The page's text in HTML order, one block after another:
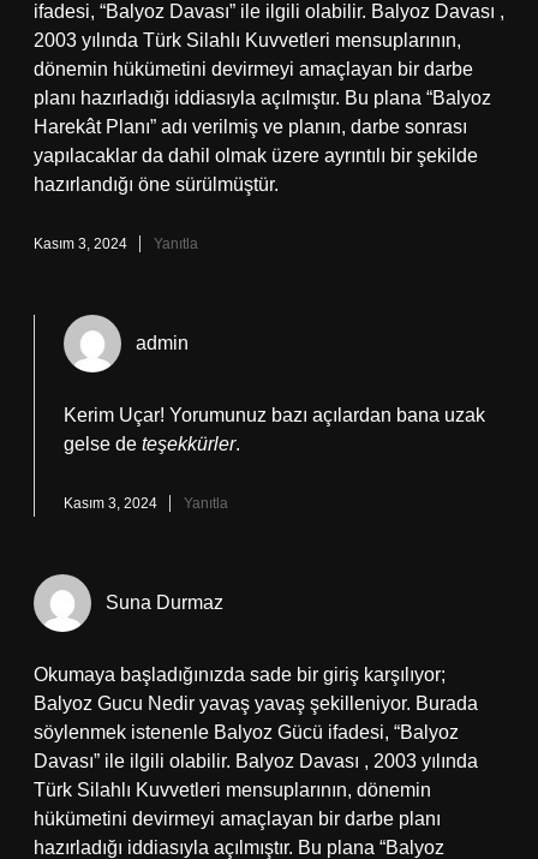
ifadesi, “Balyoz Davası” ile ilgili olabilir. Balyoz Davası ,
2003 yılında Türk Silahlı Kuvvetleri mensuplarının,
dönemin hükümetini devirmeyi amaçlayan bir darbe
planı hazırladığı iddiasıyla açılmıştır. Bu plana “Balyoz
Harekât Planı” adı verilmiş ve planın, darbe sonrası
yapılacaklar da dahil olmak üzere ayrıntılı bir şekilde
hazırlandığı öne sürülmüştür.
Kasım 3, 2024 Yanıtla
admin
Kerim Uçar! Yorumunuz bazı açılardan bana uzak
gelse de teşekkürler.
Kasım 3, 2024 Yanıtla
Suna Durmaz
Okumaya başladığınızda sade bir giriş karşılıyor;
Balyoz Gucu Nedir yavaş yavaş şekilleniyor. Burada
söylenmek istenenle Balyoz Gücü ifadesi, “Balyoz
Davası” ile ilgili olabilir. Balyoz Davası , 2003 yılında
Türk Silahlı Kuvvetleri mensuplarının, dönemin
hükümetini devirmeyi amaçlayan bir darbe planı
hazırladığı iddiasıyla açılmıştır. Bu plana “Balyoz